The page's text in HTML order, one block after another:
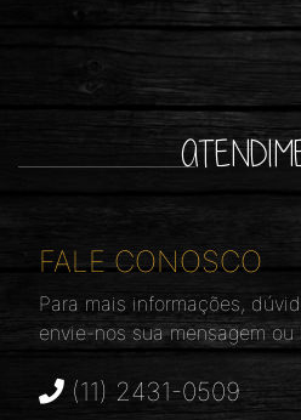
FALE CONOSCO
Para mais informações,
envie-nos sua mensagem ou
(11) 2431-0509